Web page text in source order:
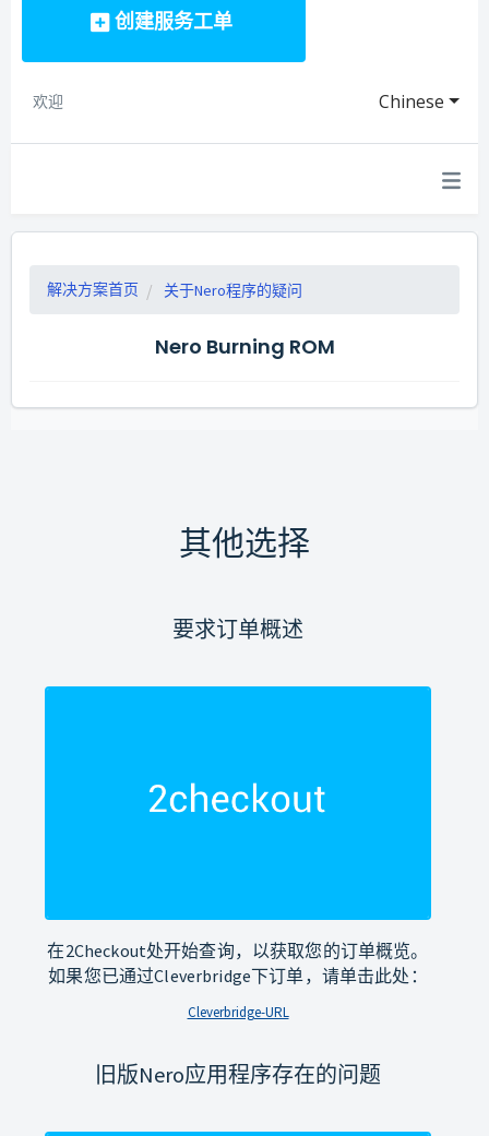
创建服务工单
Chinese
欢迎
解决方案首页 关于Nero程序的疑问
Nero Burning ROM
其他选择
要求订单概述
在2Checkout处开始查询，以获取您的订单概览。
如果您已通过Cleverbridge下订单，请单击此处：
Cleverbridge-URL
旧版Nero应用程序存在的问题